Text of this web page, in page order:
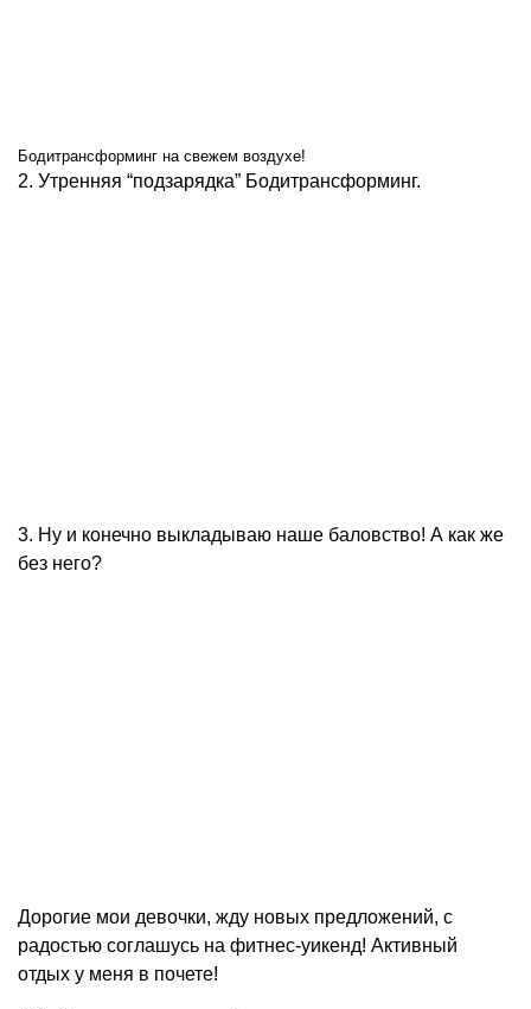
Бодитрансформинг на свежем воздухе!
2. Утренняя “подзарядка” Бодитрансформинг.
3. Ну и конечно выкладываю наше баловство! А как же
без него?
Дорогие мои девочки, жду новых предложений, с
радостью соглашусь на фитнес-уикенд! Активный
отдых у меня в почете!